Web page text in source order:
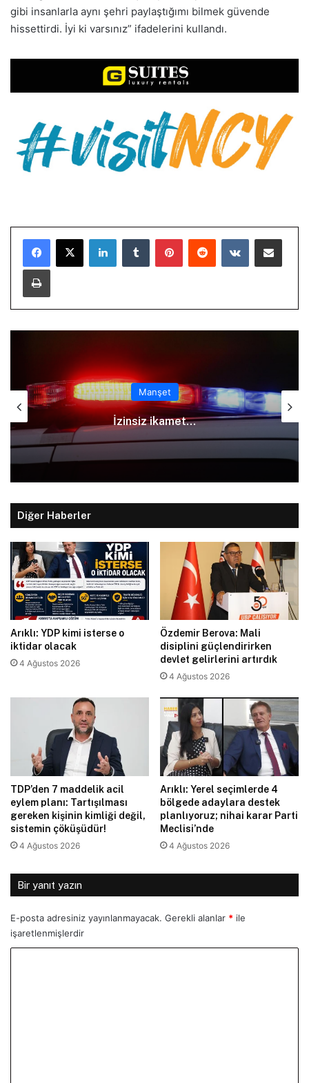
gibi insanlarla aynı şehri paylaştığımı bilmek güvende
hissettirdi. İyi ki varsınız” ifadelerini kullandı.
LinkedInTumblr PinterestReddit VKontakteE-Posta ile paylaş
Yazdır
Manşet
İzinsiz ikamet…
Diğer Haberler
Arıklı: YDP kimi isterse o
iktidar olacak
4 Ağustos 2026
Özdemir Berova: Mali
disiplini güçlendirirken
devlet gelirlerini artırdık
4 Ağustos 2026
TDP’den 7 maddelik acil
eylem planı: Tartışılması
gereken kişinin kimliği değil,
sistemin çöküşüdür!
4 Ağustos 2026
Arıklı: Yerel seçimlerde 4
bölgede adaylara destek
planlıyoruz; nihai karar Parti
Meclisi’nde
4 Ağustos 2026
Bir yanıt yazın
E-posta adresiniz yayınlanmayacak. Gerekli alanlar * ile
işaretlenmişlerdir